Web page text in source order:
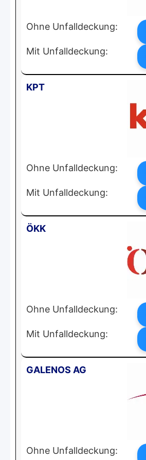
Ohne Unfalldeckung:
Mit Unfalldeckung:
KPT
Ohne Unfalldeckung:
Mit Unfalldeckung:
ÖKK
Ohne Unfalldeckung:
Mit Unfalldeckung:
GALENOS AG
Ohne Unfalldeckung: